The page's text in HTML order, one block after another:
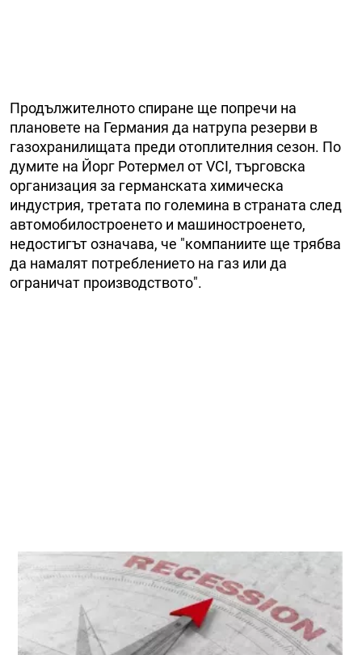
Продължителното спиране ще попречи на
плановете на Германия да натрупа резерви в
газохранилищата преди отоплителния сезон. По
думите на Йорг Ротермел от VCI, търговска
организация за германската химическа
индустрия, третата по големина в страната след
автомобилостроенето и машиностроенето,
недостигът означава, че "компаниите ще трябва
да намалят потреблението на газ или да
ограничат производството".